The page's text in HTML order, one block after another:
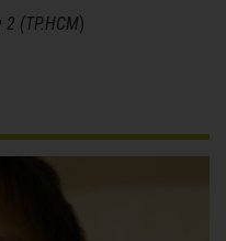
(TP.HCM)